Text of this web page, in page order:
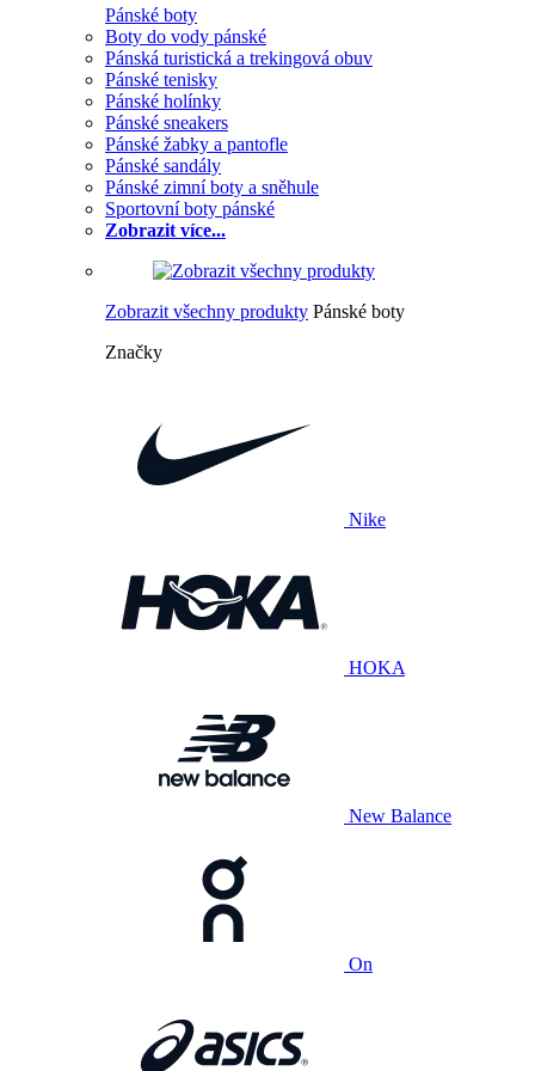
Pánské boty
Boty do vody pánské
Pánská turistická a trekingová obuv
Pánské tenisky
Pánské holínky
Pánské sneakers
Pánské žabky a pantofle
Pánské sandály
Pánské zimní boty a sněhule
Sportovní boty pánské
Zobrazit více...
Zobrazit všechny produkty Pánské boty
Značky
Nike
HOKA
New Balance
On